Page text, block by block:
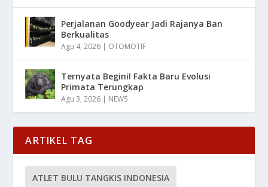
Perjalanan Goodyear Jadi Rajanya Ban
Berkualitas
Agu 4, 2026 | OTOMOTIF
Ternyata Begini! Fakta Baru Evolusi
Primata Terungkap
Agu 3, 2026 | NEWS
ARTIKEL TAG
ATLET BULU TANGKIS INDONESIA